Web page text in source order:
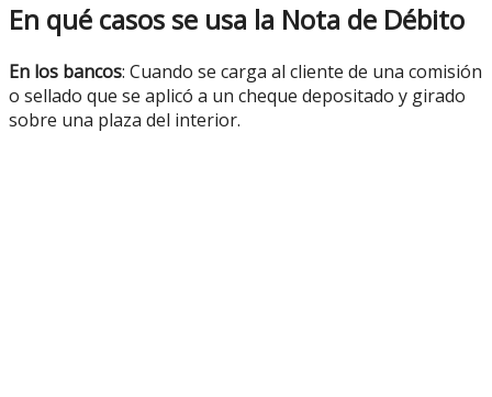
En qué casos se usa la Nota de Débito
En los bancos: Cuando se carga al cliente de una comisión
o sellado que se aplicó a un cheque depositado y girado
sobre una plaza del interior.